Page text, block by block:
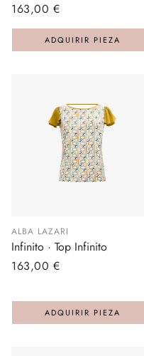
Precio
regular
163,00 €
ADQUIRIR PIEZA
ALBA LAZARI
Infinito · Top Infinito
Precio
163,00 €
ADQUIRIR PIEZA